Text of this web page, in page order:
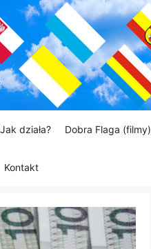
działa? Dobra Flaga (filmy)
Kontakt